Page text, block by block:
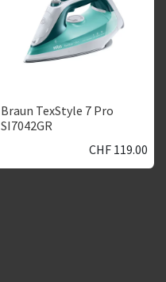
Braun TexStyle 7 Pro
SI7042GR
CHF 119.00